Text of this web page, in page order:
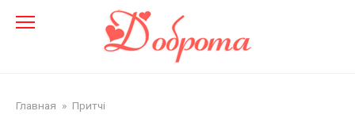
Главная » Притчі